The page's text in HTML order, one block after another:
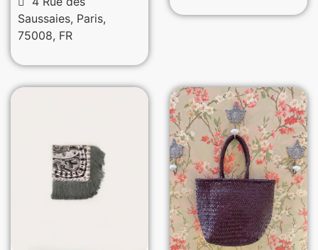
Saussaies, Paris,
75008, FR